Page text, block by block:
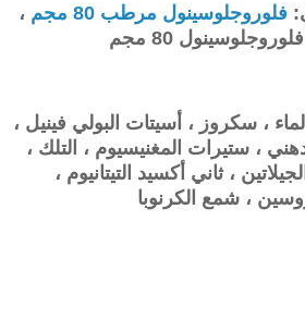
فلوروجلوسينول مرطب 80 مجم
،
80 مجم
، سكروز ، أسيتات البولي فينيل ،
، ستيرات المغنيسيوم ، التلك ،
، ثاني أكسيد التيتانيوم ،
، شمع الكرنوبا